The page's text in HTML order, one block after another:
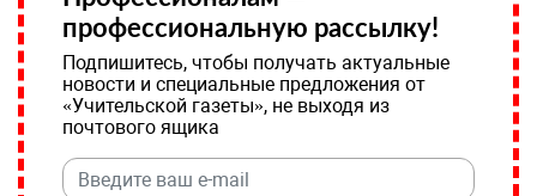
профессиональную рассылку!
Подпишитесь, чтобы получать актуальные
новости и специальные предложения от
«Учительской газеты», не выходя из
почтового ящика